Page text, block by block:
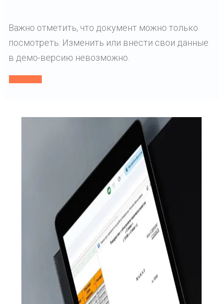
Важно отметить, что документ можно только
посмотреть. Изменить или внести свои данные
в демо-версию невозможно.